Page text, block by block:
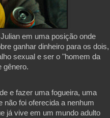
em uma posição onde
ganhar dinheiro para os dois,
sexual e ser o "homem da
gênero.
e fazer uma fogueira, uma
não foi oferecida a nenhum
já vive em um mundo adulto